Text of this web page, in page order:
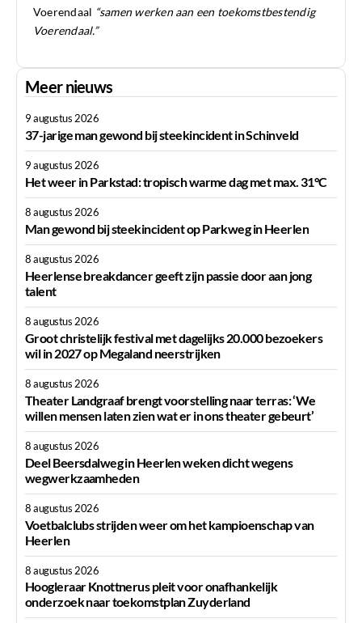
Voerendaal “samen werken aan een toekomstbestendig
Voerendaal.”
Meer nieuws
9 augustus 2026
37-jarige man gewond bij steekincident in Schinveld
9 augustus 2026
Het weer in Parkstad: tropisch warme dag met max. 31°C
8 augustus 2026
Man gewond bij steekincident op Parkweg in Heerlen
8 augustus 2026
Heerlense breakdancer geeft zijn passie door aan jong
talent
8 augustus 2026
Groot christelijk festival met dagelijks 20.000 bezoekers
wil in 2027 op Megaland neerstrijken
8 augustus 2026
Theater Landgraaf brengt voorstelling naar terras: ‘We
willen mensen laten zien wat er in ons theater gebeurt’
8 augustus 2026
Deel Beersdalweg in Heerlen weken dicht wegens
wegwerkzaamheden
8 augustus 2026
Voetbalclubs strijden weer om het kampioenschap van
Heerlen
8 augustus 2026
Hoogleraar Knottnerus pleit voor onafhankelijk
onderzoek naar toekomstplan Zuyderland